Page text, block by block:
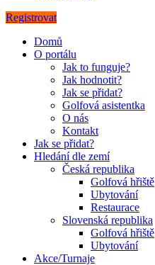
Registrovat
Domů
O portálu
Jak to funguje?
Jak hodnotit?
Jak se přidat?
Golfová asistentka
O nás
Kontakt
Jak se přidat?
Hledání dle zemí
Česká republika
Golfová hřiště
Ubytování
Restaurace
Slovenská republika
Golfová hřiště
Ubytování
Akce/Turnaje